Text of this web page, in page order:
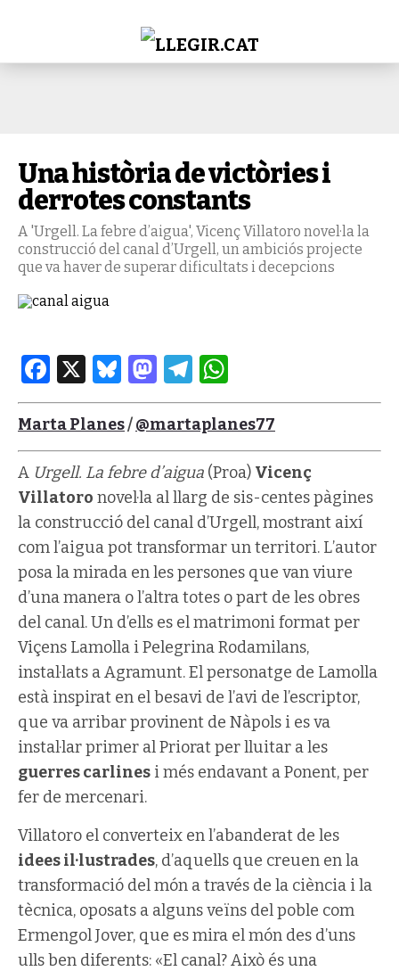
Una història de victòries i
derrotes constants
A 'Urgell. La febre d’aigua', Vicenç Villatoro novel·la la
construcció del canal d’Urgell, un ambiciós projecte
que va haver de superar dificultats i decepcions
Facebook
X Bluesky
Mastodon
Telegram
Marta Planes/@martaplanes77
A Urgell. La febre d’aigua (Proa) Vicenç
Villatoro novel·la al llarg de sis-centes pàgines
la construcció del canal d’Urgell, mostrant així
com l’aigua pot transformar un territori. L’autor
posa la mirada en les persones que van viure
d’una manera o l’altra totes o part de les obres
del canal. Un d’ells es el matrimoni format per
Viçens Lamolla i Pelegrina Rodamilans,
instal·lats a Agramunt. El personatge de Lamolla
està inspirat en el besavi de l’avi de l’escriptor,
que va arribar provinent de Nàpols i es va
instal·lar primer al Priorat per lluitar a les
guerres carlines i més endavant a Ponent, per
fer de mercenari.
Villatoro el converteix en l’abanderat de les
idees il·lustrades, d’aquells que creuen en la
transformació del món a través de la ciència i la
tècnica, oposats a alguns veïns del poble com
Ermengol Jover, que es mira el món des d’uns
ulls ben diferents: «El canal? Això és una